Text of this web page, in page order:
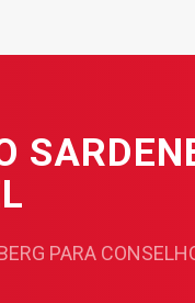
PARA